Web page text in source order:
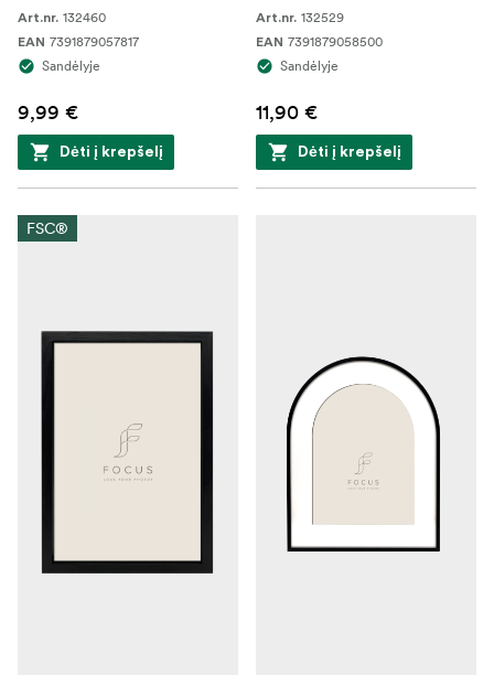
Art.nr. 132460
EAN 7391879057817
Sandėlyje
9,99 €
Dėti į krepšelį
Art.nr. 132529
EAN 7391879058500
Sandėlyje
11,90 €
Dėti į krepšelį
FSC®